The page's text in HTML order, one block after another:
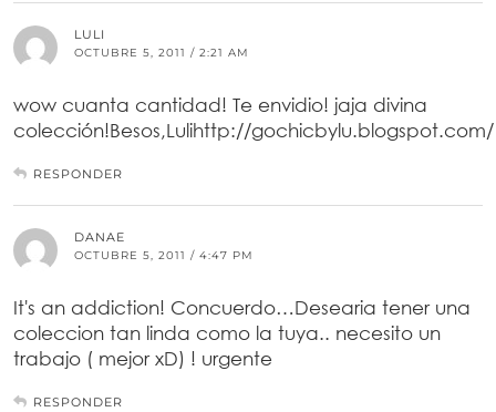
LULI
OCTUBRE 5, 2011 / 2:21 AM
wow cuanta cantidad! Te envidio! jaja divina
colección!Besos,Lulihttp://gochicbylu.blogspot.com/
RESPONDER
DANAE
OCTUBRE 5, 2011 / 4:47 PM
It's an addiction! Concuerdo…Desearia tener una
coleccion tan linda como la tuya.. necesito un
trabajo ( mejor xD) ! urgente
RESPONDER